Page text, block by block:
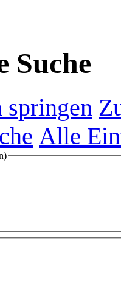
Suche
Alle